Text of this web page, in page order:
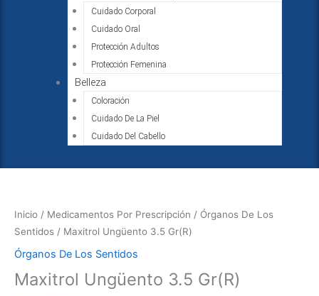
Cuidado Corporal
Cuidado Oral
Protección Adultos
Protección Femenina
Belleza
Coloración
Cuidado De La Piel
Cuidado Del Cabello
Inicio / Medicamentos Por Prescripción / Órganos De Los
Sentidos / Maxitrol Ungüento 3.5 Gr(R)
Órganos De Los Sentidos
Maxitrol Ungüento 3.5 Gr(R)
3.5
Gr(R)